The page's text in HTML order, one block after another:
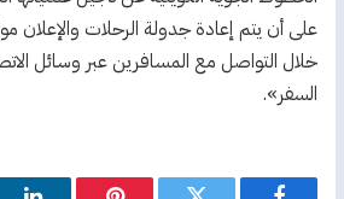
على أن يتم إعادة جدولة الرحلات والإعلان
خلال التواصل مع المسافرين عبر وسائل
السفر».